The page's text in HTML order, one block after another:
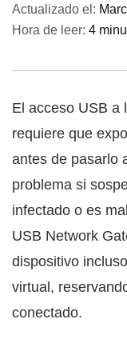
Actualizado el:
Hora de leer: 4
El acceso USB a
requiere que
antes de pasarlo
problema si
infectado o es
USB Network
dispositivo
virtual,
conectado.